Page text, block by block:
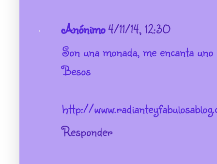
Anónimo4/11/14, 12:30
Son una monada, me encanta
Besos
http://
Responder